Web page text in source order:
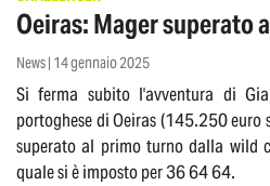
Oeiras: Mager superato
News | 14 gennaio 2025
Si ferma subito l'avventura di
portoghese di Oeiras (145.250 euro
superato al primo turno dalla wild
quale si è imposto per 36 64 64.